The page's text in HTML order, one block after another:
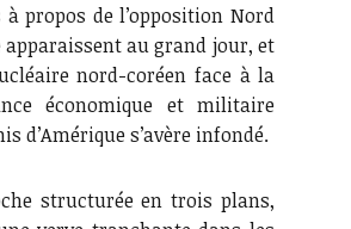
propos de l’opposition Nord
apparaissent au grand jour, et
nord-coréen face à la
économique et militaire
d’Amérique s’avère infondé.
structurée en trois plans,